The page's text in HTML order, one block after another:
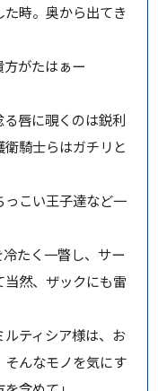
時。奥から出てき
方がたはぁー
唇に覗くのは鋭利
騎士らはガチリと
こい王子達など一
たく一瞥し、サー
然、ザックにも雷
ルティシア様は、お
んなモノを気にす